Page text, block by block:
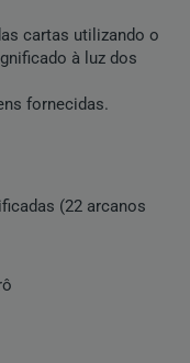
cartas utilizando o
à luz dos
fornecidas.
(22 arcanos